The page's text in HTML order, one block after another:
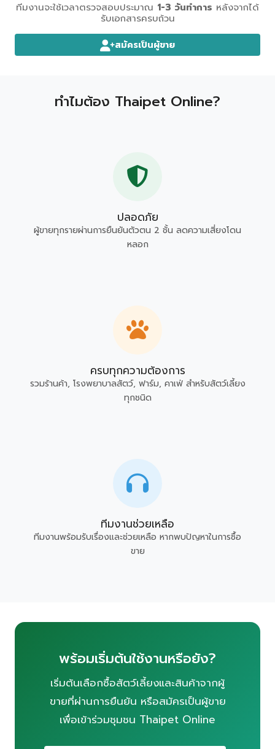
ทีมงานจะใช้เวลาตรวจสอบประมาณ 1-3 วันทำการ หลังจากได้
รับเอกสารครบถ้วน
สมัครเป็นผู้ขาย
ทำไมต้อง Thaipet Online?
ปลอดภัย
ผู้ขายทุกรายผ่านการยืนยันตัวตน 2 ชั้น ลดความเสี่ยงโดน
หลอก
ครบทุกความต้องการ
รวมร้านค้า, โรงพยาบาลสัตว์, ฟาร์ม, คาเฟ่ สำหรับสัตว์เลี้ยง
ทุกชนิด
ทีมงานช่วยเหลือ
ทีมงานพร้อมรับเรื่องและช่วยเหลือ หากพบปัญหาในการซื้อ
ขาย
พร้อมเริ่มต้นใช้งานหรือยัง?
เริ่มต้นเลือกซื้อสัตว์เลี้ยงและสินค้าจากผู้
ขายที่ผ่านการยืนยัน หรือสมัครเป็นผู้ขาย
เพื่อเข้าร่วมชุมชน Thaipet Online